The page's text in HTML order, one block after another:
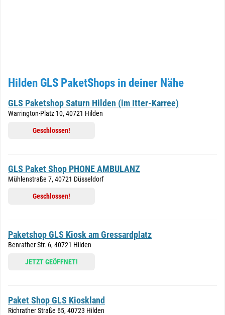
Hilden GLS PaketShops in deiner Nähe
GLS Paketshop Saturn Hilden (im Itter-Karree)
Warrington-Platz 10, 40721 Hilden
Geschlossen!
GLS Paket Shop PHONE AMBULANZ
Mühlenstraße 7, 40721 Düsseldorf
Geschlossen!
Paketshop GLS Kiosk am Gressardplatz
Benrather Str. 6, 40721 Hilden
JETZT GEÖFFNET!
Paket Shop GLS Kioskland
Richrather Straße 65, 40723 Hilden